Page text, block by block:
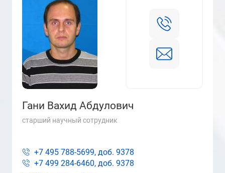
Гани Вахид Абдулович
старший научный сотрудник
+7 495 788-5699, доб. 9378
+7 499 284-6460, доб. 9378